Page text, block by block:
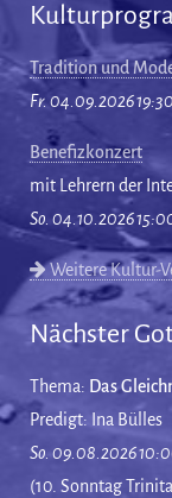
Tradition und
Fr. 04.09.2026
Benefizkonzert
mit Lehrern der
So. 04.10.2026
Weitere Kultur-
Nächster
Thema: Das
Predigt: Ina Bülles
So. 09.08.2026
(10. Sonntag